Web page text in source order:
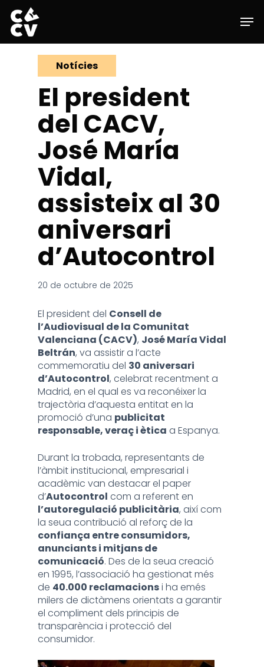
main
content
Notícies
El president
del CACV,
José María
Vidal,
assisteix al 30
aniversari
d’Autocontrol
20 de octubre de 2025
El president del Consell de
l’Audiovisual de la Comunitat
Valenciana (CACV), José María Vidal
Beltrán, va assistir a l’acte
commemoratiu del 30 aniversari
d’Autocontrol, celebrat recentment a
Madrid, en el qual es va reconéixer la
trajectòria d’aquesta entitat en la
promoció d’una publicitat
responsable, veraç i ètica a Espanya.
Durant la trobada, representants de
l’àmbit institucional, empresarial i
acadèmic van destacar el paper
d’Autocontrol com a referent en
l’autoregulació publicitària, així com
la seua contribució al reforç de la
confiança entre consumidors,
anunciants i mitjans de
comunicació. Des de la seua creació
en 1995, l’associació ha gestionat més
de 40.000 reclamacionsi ha emés
milers de dictàmens orientats a garantir
el compliment dels principis de
transparència i protecció del
consumidor.
Menu